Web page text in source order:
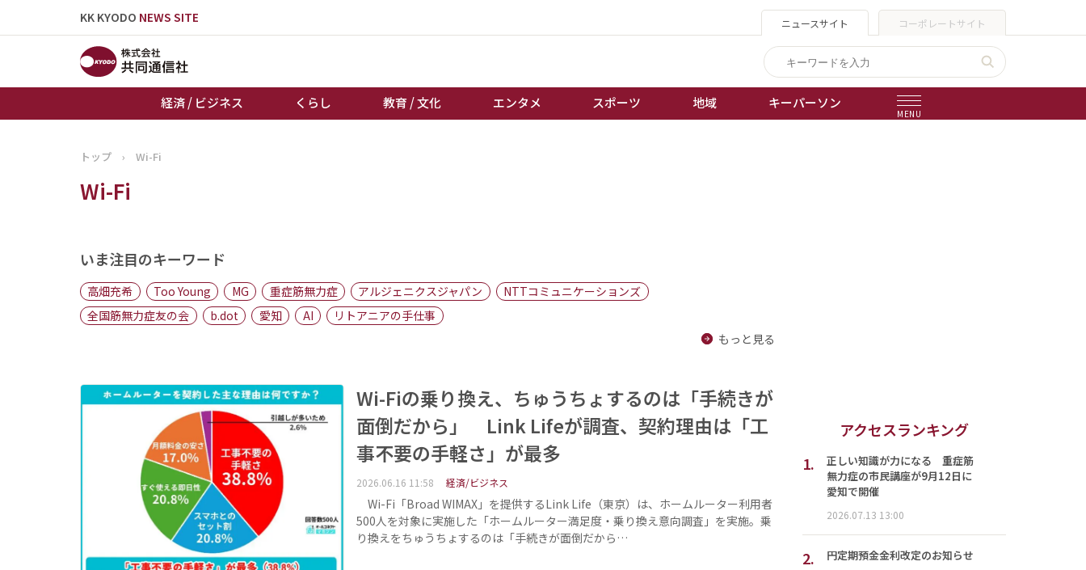
KK KYODO NEWS SITE ニュースサイト コーポレートサイト
経済 / ビジネス くらし 教育 / 文化 エンタメ スポーツ 地域 キーパーソン
MENU
トップページ
地域
キーパーソン
棋王戦
トップ › Wi-Fi
Wi-Fi
いま注目のキーワード
高畑充希 Too Young MG 重症筋無力症 アルジェニクスジャパン
NTTコミュニケーションズ
全国筋無力症友の会
b.dot 愛知 AI
リトアニアの手仕事
もっと見る
Wi-Fiの乗り換え、ちゅうちょするのは「手続きが
面倒だから」 Link Lifeが調査、契約理由は「工
事不要の手軽さ」が最多
2026.06.16 11:58 経済/ビジネス
Wi-Fi「Broad WIMAX」を提供するLink Life（東京）は、ホームルーター利用者
500人を対象に実施した「ホームルーター満足度・乗り換え意向調査」を実施。乗
り換えをちゅうちょするのは「手続きが面倒だから…
アクセスランキング
1.
正しい知識が力になる 重症筋
無力症の市民講座が9月12日に
愛知で開催
2026.07.13 13:00
2. 円定期預金金利改定のお知らせ